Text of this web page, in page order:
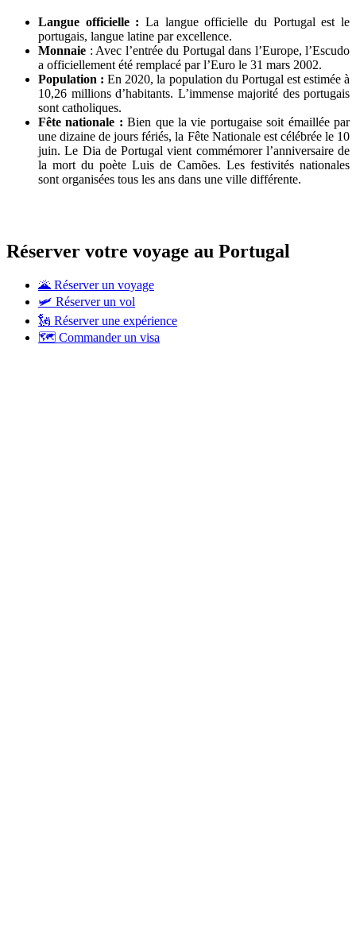
Langue officielle : La langue officielle du Portugal est le
portugais, langue latine par excellence.
Monnaie : Avec l’entrée du Portugal dans l’Europe, l’Escudo
a officiellement été remplacé par l’Euro le 31 mars 2002.
Population : En 2020, la population du Portugal est estimée à
10,26 millions d’habitants. L’immense majorité des portugais
sont catholiques.
Fête nationale : Bien que la vie portugaise soit émaillée par
une dizaine de jours fériés, la Fête Nationale est célébrée le 10
juin. Le Dia de Portugal vient commémorer l’anniversaire de
la mort du poète Luis de Camões. Les festivités nationales
sont organisées tous les ans dans une ville différente.
Réserver votre voyage au Portugal
🌋 Réserver un voyage
🛩 Réserver un vol
🗽 Réserver une expérience
🗺 Commander un visa